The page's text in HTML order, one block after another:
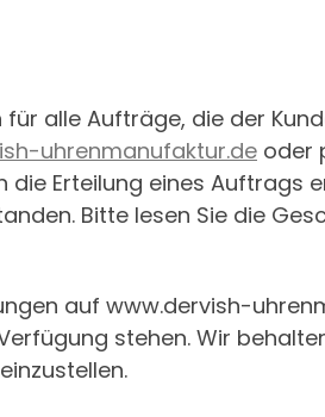
alle Aufträge, die der
uhrenmanufaktur.de oder
die Erteilung eines Auftrags
Bitte lesen Sie die
auf www.dervish-
stehen. Wir